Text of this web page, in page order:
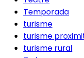
Temporada
turisme
turisme
turisme rural